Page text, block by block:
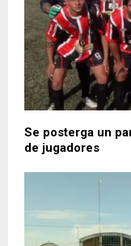
Se posterga un
de jugadores